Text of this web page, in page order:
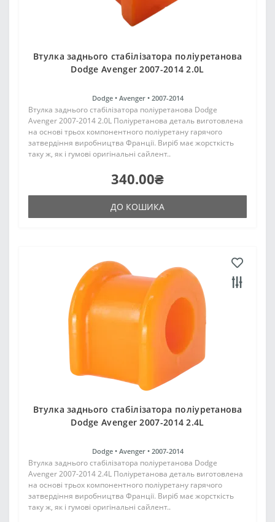
Втулка заднього стабілізатора поліуретанова
Dodge Avenger 2007-2014 2.0L
Dodge • Avenger • 2007-2014
Втулка заднього стабілізатора поліуретанова Dodge
Avenger 2007-2014 2.0L Поліуретанова деталь виготовлена
на основі трьох компонентного поліуретану гарячого
затвердіння виробництва Франції. Виріб має жорсткість
таку ж, як і гумові оригінальні сайлент..
340.00₴
ДО КОШИКА
Втулка заднього стабілізатора поліуретанова
Dodge Avenger 2007-2014 2.4L
Dodge • Avenger • 2007-2014
Втулка заднього стабілізатора поліуретанова Dodge
Avenger 2007-2014 2.4L Поліуретанова деталь виготовлена
на основі трьох компонентного поліуретану гарячого
затвердіння виробництва Франції. Виріб має жорсткість
таку ж, як і гумові оригінальні сайлент..